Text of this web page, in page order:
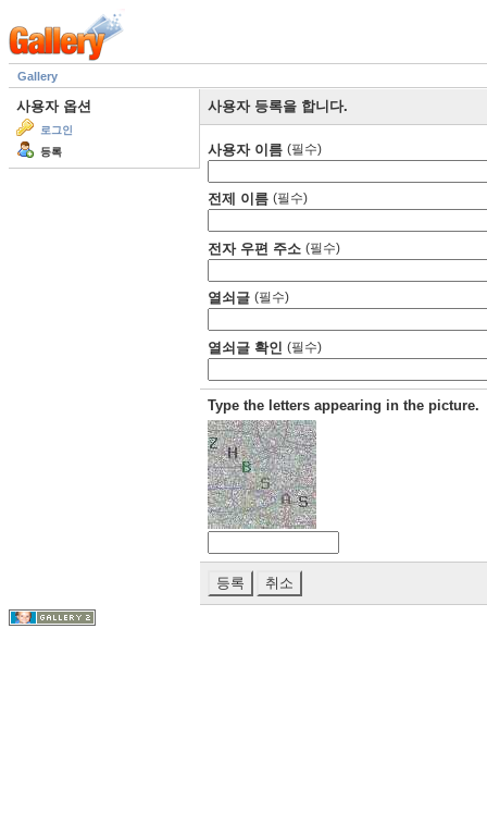
Gallery
사용자 옵션
로그인
등록
사용자 등록을 합니다.
사용자 이름 (필수)
전제 이름 (필수)
전자 우편 주소 (필수)
열쇠글 (필수)
열쇠글 확인 (필수)
Type the letters appearing in the picture.